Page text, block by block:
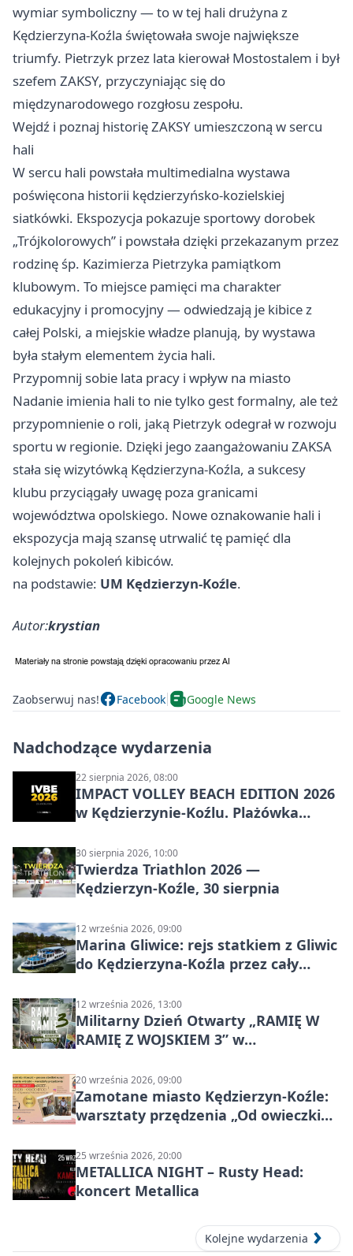
wymiar symboliczny — to w tej hali drużyna z
Kędzierzyna-Koźla świętowała swoje największe
triumfy. Pietrzyk przez lata kierował Mostostalem i był
szefem ZAKSY, przyczyniając się do
międzynarodowego rozgłosu zespołu.
Wejdź i poznaj historię ZAKSY umieszczoną w sercu
hali
W sercu hali powstała multimedialna wystawa
poświęcona historii kędzierzyńsko-kozielskiej
siatkówki. Ekspozycja pokazuje sportowy dorobek
„Trójkolorowych” i powstała dzięki przekazanym przez
rodzinę śp. Kazimierza Pietrzyka pamiątkom
klubowym. To miejsce pamięci ma charakter
edukacyjny i promocyjny — odwiedzają je kibice z
całej Polski, a miejskie władze planują, by wystawa
była stałym elementem życia hali.
Przypomnij sobie lata pracy i wpływ na miasto
Nadanie imienia hali to nie tylko gest formalny, ale też
przypomnienie o roli, jaką Pietrzyk odegrał w rozwoju
sportu w regionie. Dzięki jego zaangażowaniu ZAKSA
stała się wizytówką Kędzierzyna-Koźla, a sukcesy
klubu przyciągały uwagę poza granicami
województwa opolskiego. Nowe oznakowanie hali i
ekspozycja mają szansę utrwalić tę pamięć dla
kolejnych pokoleń kibiców.
na podstawie: UM Kędzierzyn-Koźle.
Autor:krystian
Zaobserwuj nas! Facebook Google News
Nadchodzące wydarzenia
22 sierpnia 2026, 08:00
IMPACT VOLLEY BEACH EDITION 2026
w Kędzierzynie-Koźlu. Plażówka
30 sierpnia 2026, 10:00
Twierdza Triathlon 2026 —
Kędzierzyn-Koźle, 30 sierpnia
12 września 2026, 09:00
Marina Gliwice: rejs statkiem z Gliwic
do Kędzierzyna-Koźla przez cały
12 września 2026, 13:00
Militarny Dzień Otwarty „RAMIĘ W
RAMIĘ Z WOJSKIEM 3” w
20 września 2026, 09:00
Zamotane miasto Kędzierzyn-Koźle:
warsztaty przędzenia „Od owieczki
25 września 2026, 20:00
METALLICA NIGHT – Rusty Head:
koncert Metallica
Kolejne wydarzenia